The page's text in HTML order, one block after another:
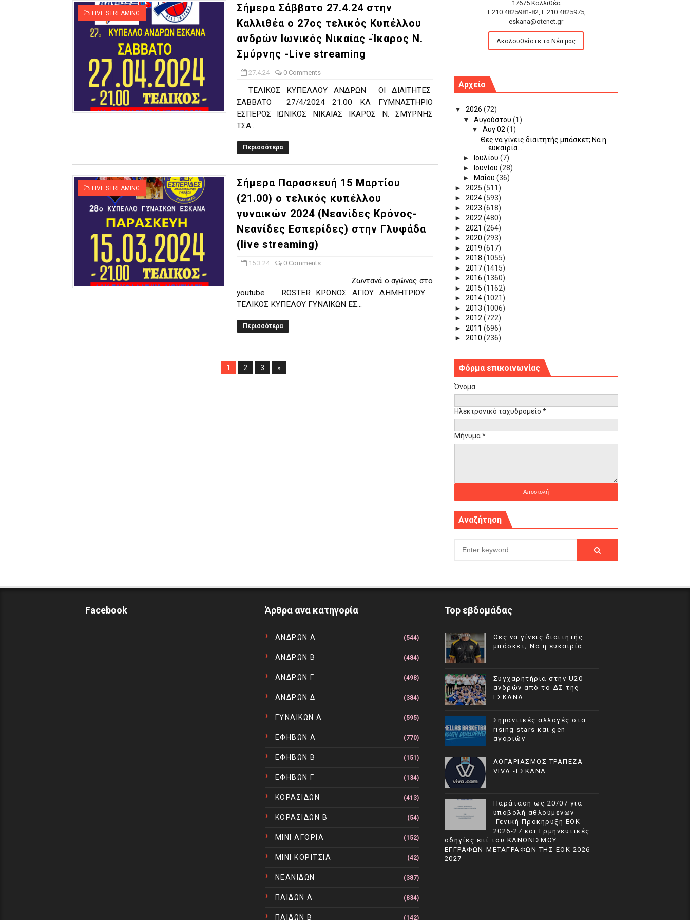
LIVE STREAMING
Σήμερα Σάββατο 27.4.24 στην
Καλλιθέα ο 27ος τελικός Κυπέλλου
ανδρών Ιωνικός Νικαίας -Ίκαρος Ν.
Σμύρνης -Live streaming
27.4.24 0 Comments
ΤΕΛΙΚΟΣ ΚΥΠΕΛΛΟΥ ΑΝΔΡΩΝ ΟΙ ΔΙΑΙΤΗΤΕΣ
ΣΑΒΒΑΤΟ 27/4/2024 21.00 ΚΛ ΓΥΜΝΑΣΤΗΡΙΟ
ΕΣΠΕΡΟΣ ΙΩΝΙΚΟΣ ΝΙΚΑΙΑΣ ΙΚΑΡΟΣ Ν. ΣΜΥΡΝΗΣ
ΤΣΑ...
Περισσότερα
LIVE STREAMING
Σήμερα Παρασκευή 15 Μαρτίου
(21.00) ο τελικός κυπέλλου
γυναικών 2024 (Νεανίδες Κρόνος-
Νεανίδες Εσπερίδες) στην Γλυφάδα
(live streaming)
15.3.24 0 Comments
Ζωντανά ο αγώνας στο
youtube ROSTER KΡΟΝΟΣ ΑΓΙΟΥ ΔΗΜΗΤΡΙΟΥ
ΤΕΛΙΚΟΣ ΚΥΠΕΛΟΥ ΓΥΝΑΙΚΩΝ ΕΣ...
Περισσότερα
1 2 3 »
17675 Καλλιθέα
T 210 4825981-82, F 210 4825975,
eskana@otenet.gr
Ακολουθείστε τα Νέα μας
Αρχείο
▼ 2026 (72)
▼Αυγούστου(1)
▼Αυγ 02(1)
Θες να γίνεις διαιτητής μπάσκετ; Να η
ευκαιρία...
►
Ιουλίου(7)
►
Ιουνίου(28)
► Μαΐου(36)
► 2025 (511)
► 2024(593)
► 2023 (618)
► 2022(480)
► 2021 (264)
► 2020 (293)
► 2019 (617)
► 2018 (1055)
► 2017(1415)
► 2016 (1360)
► 2015 (1162)
► 2014(1021)
► 2013 (1006)
► 2012(722)
► 2011 (696)
► 2010 (236)
Φόρμα επικοινωνίας
Όνομα
Ηλεκτρονικό ταχυδρομείο *
Μήνυμα*
Αναζήτηση
Facebook Άρθρα ανα κατηγορία
ΑΝΔΡΩΝ Α (544)
ΑΝΔΡΩΝ Β (484)
ΑΝΔΡΩΝ Γ (498)
ΑΝΔΡΩΝ Δ (384)
ΓΥΝΑΙΚΩΝ Α (595)
ΕΦΗΒΩΝ Α (770)
ΕΦΗΒΩΝ Β (151)
ΕΦΗΒΩΝ Γ (134)
ΚΟΡΑΣΙΔΩΝ (413)
ΚΟΡΑΣΙΔΩΝ Β (54)
ΜΙΝΙ ΑΓΟΡΙΑ (152)
ΜΙΝΙ ΚΟΡΙΤΣΙΑ (42)
ΝΕΑΝΙΔΩΝ (387)
ΠΑΙΔΩΝ Α (834)
ΠΑΙΔΩΝ Β (142)
Top εβδομάδας
Θες να γίνεις διαιτητής
μπάσκετ; Να η ευκαιρία...
Συγχαρητήρια στην U20
ανδρών από το ΔΣ της
ΕΣΚΑΝΑ
Σημαντικές αλλαγές στα
rising stars και gen
αγοριών
ΛΟΓΑΡΙΑΣΜΟΣ ΤΡΑΠΕΖΑ
VIVA -ΕΣΚΑΝΑ
Παράταση ως 20/07 για
υποβολή αθλούμενων
-Γενική Προκήρυξη ΕΟΚ
2026-27 και Ερμηνευτικές
οδηγίες επί του ΚΑΝΟΝΙΣΜΟΥ
ΕΓΓΡΑΦΩΝ-ΜΕΤΑΓΡΑΦΩΝ ΤΗΣ ΕΟΚ 2026-
2027